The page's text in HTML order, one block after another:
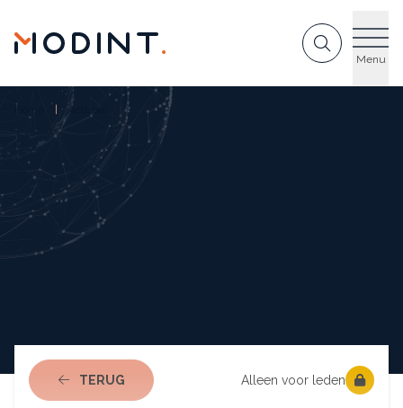
Menu
Actueel
TERUGNAAR ACTUEEL Alleen voor leden